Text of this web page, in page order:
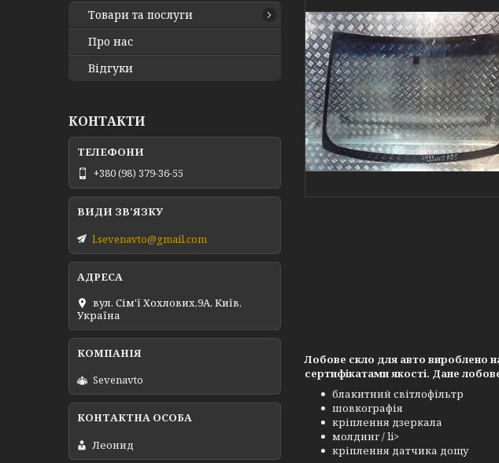
Лобове скло для авто вироблено
сертифікатами якості. Дане
блакитний світлофільтр
шовкографія
кріплення дзеркала
молдинг / li>
кріплення датчика дощу
Товари та послуги
Про нас
Відгуки
КОНТАКТИ
+380 (98) 379-36-55
l.sevenavto@gmail.com
вул. Сім'ї Хохлових,9А, Київ,
Україна
Sevenavto
Леонид